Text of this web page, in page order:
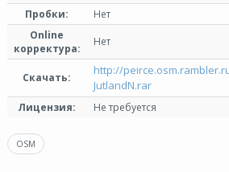
Пробки:
Нет
Online
корректура:
Нет
Скачать:
http://
JutlandN.rar
Лицензия: Не требуется
OSM